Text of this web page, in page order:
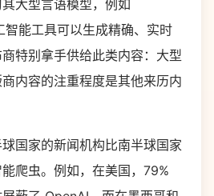
大型言语模型，例如
智能工具可以生成精确、实时
特别拿手供给此类内容：大型
内容的注重程度是其他来历内
国家的新闻机构比南半球国家
爬虫。例如，在美国，79%